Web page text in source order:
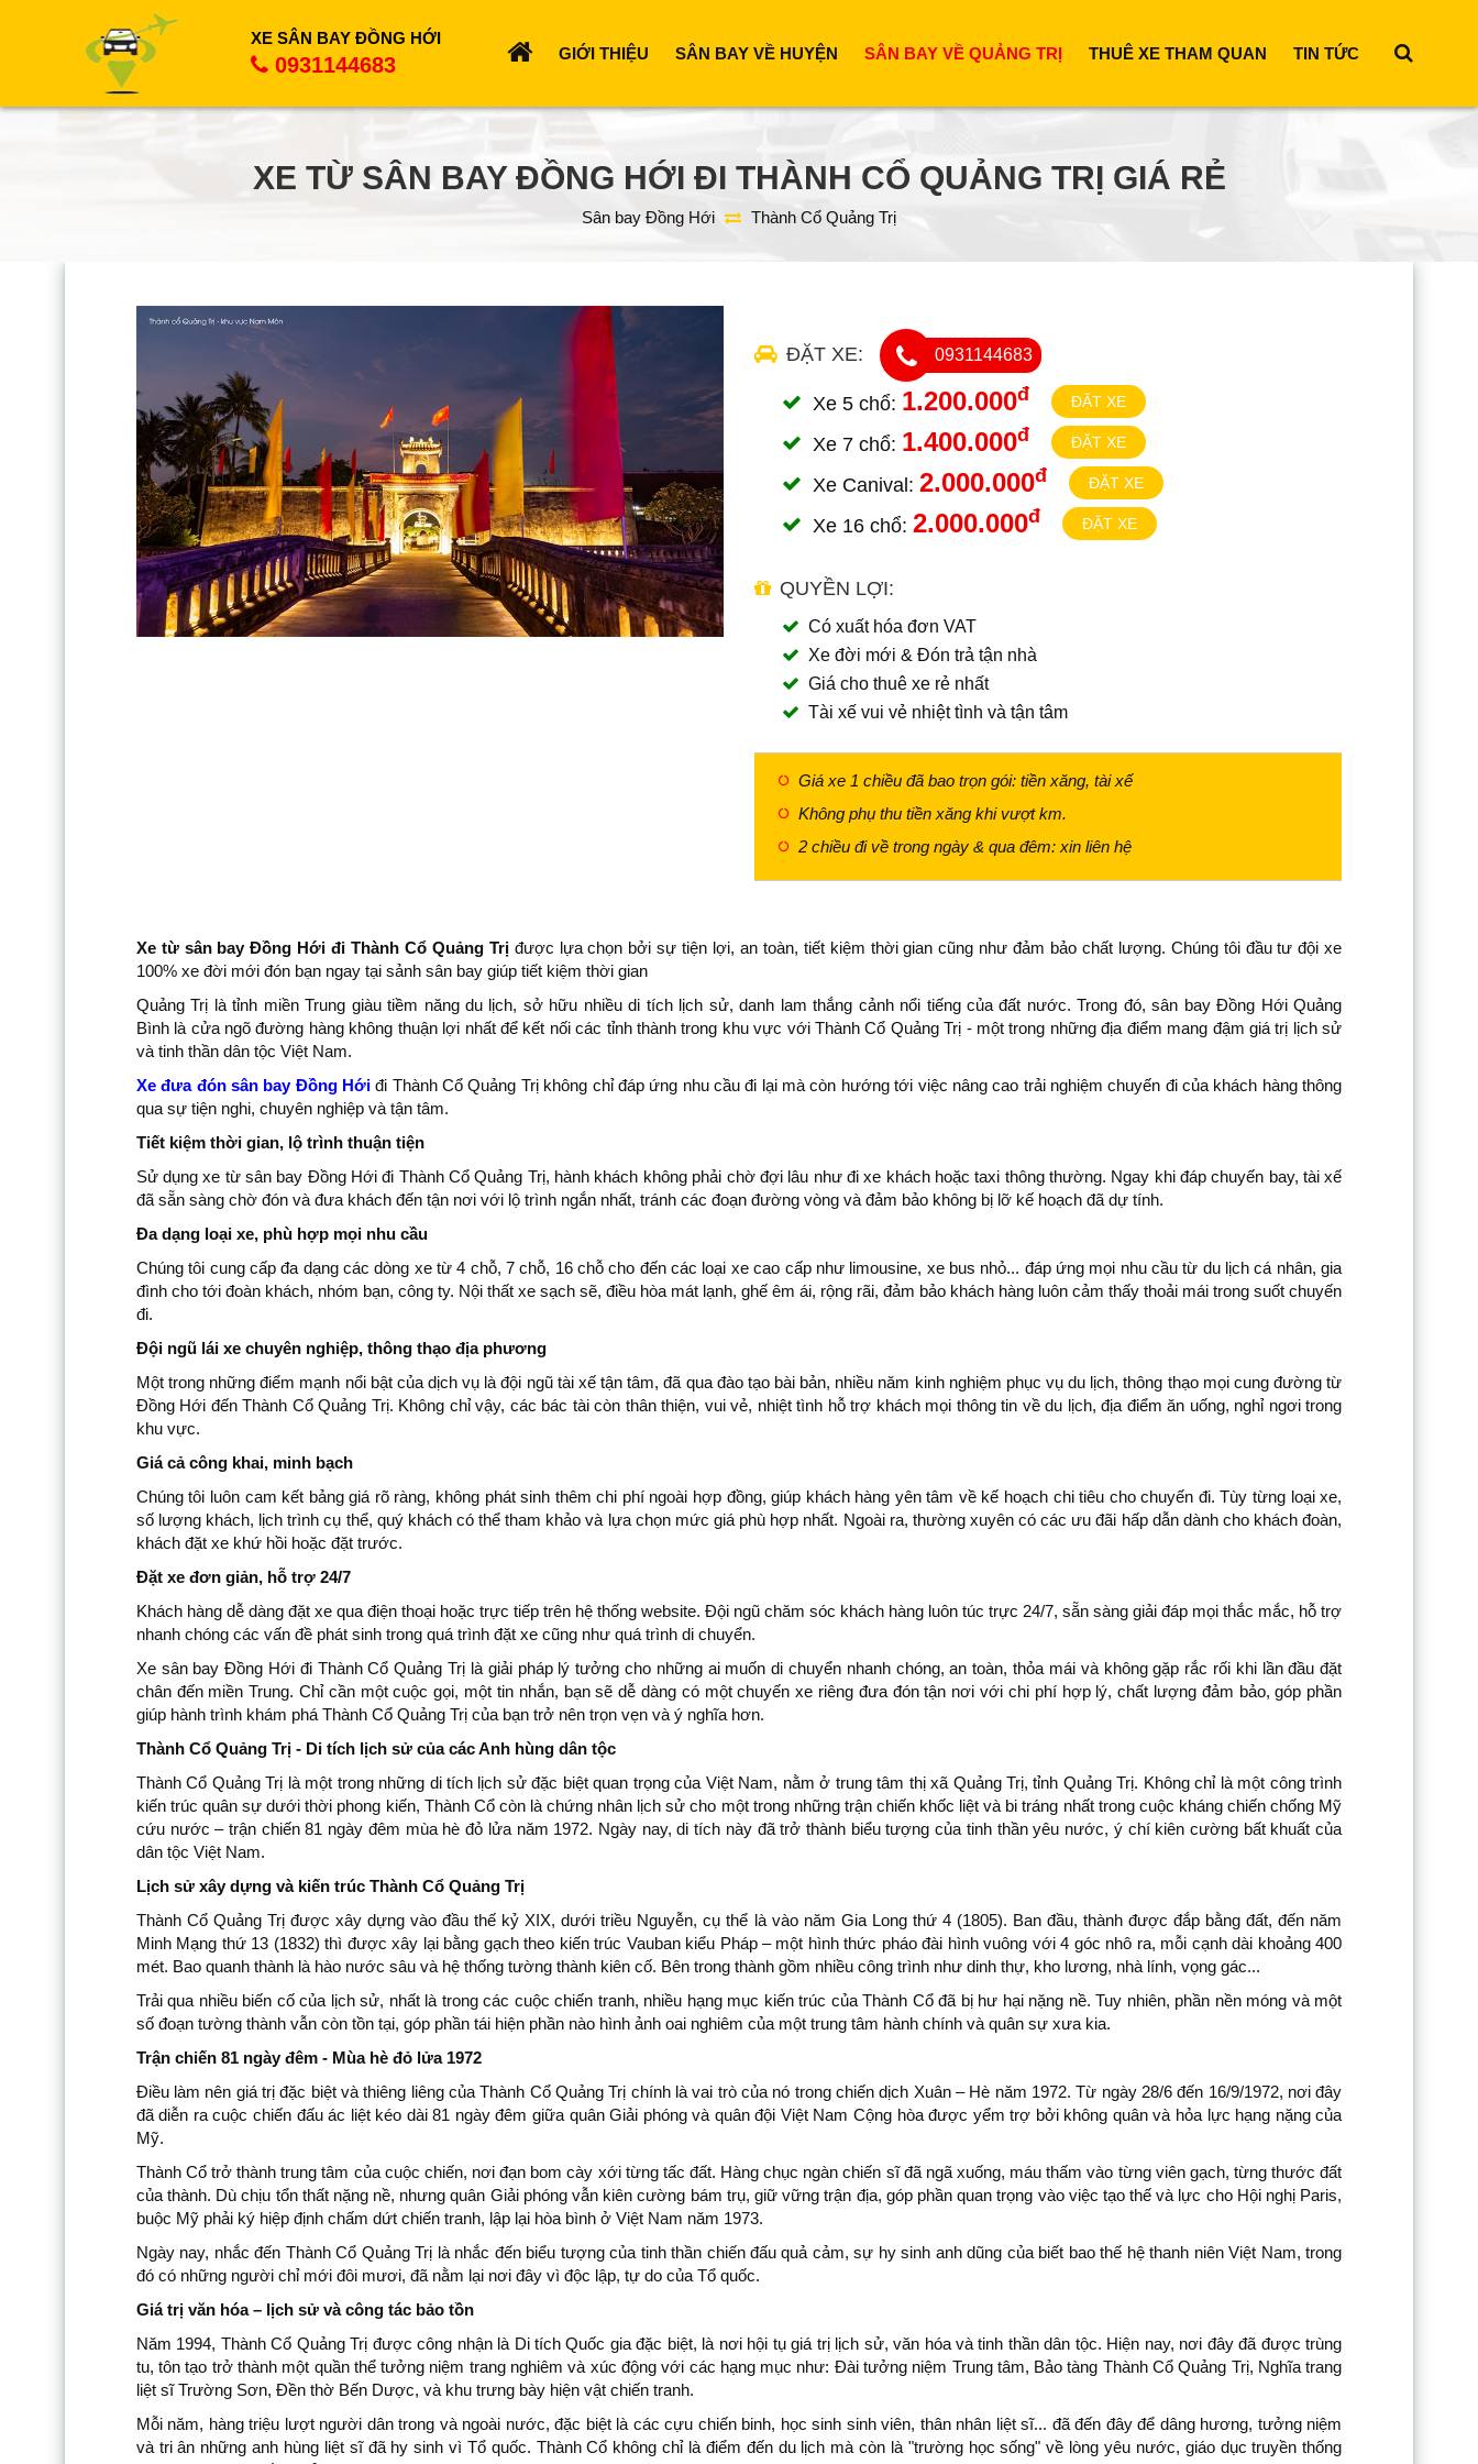
XE SÂN BAY ĐỒNG HỚI
0931144683 GIỚI THIỆU SÂN BAY VỀ HUYỆN SÂN BAY VỀ QUẢNG TRỊ THUÊ XE THAM QUAN TIN TỨC
XE TỪ SÂN BAY ĐỒNG HỚI ĐI THÀNH CỔ QUẢNG TRỊ GIÁ RẺ
Sân bay Đồng Hới Thành Cổ Quảng Trị
ĐẶT XE: 0931144683
Xe 5 chổ: 1.200.000đ ĐẶT XE
Xe 7 chổ: 1.400.000đ ĐẶT XE
Xe Canival:2.000.000đ ĐẶT XE
Xe 16 chổ:2.000.000đ ĐẶT XE
QUYỀN LỢI:
Có xuất hóa đơn VAT
Xe đời mới & Đón trả tận nhà
Giá cho thuê xe rẻ nhất
Tài xế vui vẻ nhiệt tình và tận tâm
Giá xe 1 chiều đã bao trọn gói: tiền xăng, tài xế
Không phụ thu tiền xăng khi vượt km.
2 chiều đi về trong ngày & qua đêm: xin liên hệ
Xe từ sân bay Đồng Hới đi Thành Cổ Quảng Trịđược lựa chọn bởi sự tiện lợi, an toàn, tiết kiệm thời gian cũng như đảm bảo chất lượng. Chúng tôi đầu tư đội xe
100% xe đời mới đón bạn ngay tại sảnh sân bay giúp tiết kiệm thời gian
Quảng Trị là tỉnh miền Trung giàu tiềm năng du lịch, sở hữu nhiều di tích lịch sử, danh lam thắng cảnh nổi tiếng của đất nước. Trong đó, sân bay Đồng Hới Quảng
Bình là cửa ngõ đường hàng không thuận lợi nhất để kết nối các tỉnh thành trong khu vực với Thành Cổ Quảng Trị - một trong những địa điểm mang đậm giá trị lịch sử
và tinh thần dân tộc Việt Nam.
Xe đưa đón sân bay Đồng Hới đi Thành Cổ Quảng Trị không chỉ đáp ứng nhu cầu đi lại mà còn hướng tới việc nâng cao trải nghiệm chuyến đi của khách hàng thông
qua sự tiện nghi, chuyên nghiệp và tận tâm.
Tiết kiệm thời gian, lộ trình thuận tiện
Sử dụng xe từ sân bay Đồng Hới đi Thành Cổ Quảng Trị, hành khách không phải chờ đợi lâu như đi xe khách hoặc taxi thông thường. Ngay khi đáp chuyến bay, tài xế
đã sẵn sàng chờ đón và đưa khách đến tận nơi với lộ trình ngắn nhất, tránh các đoạn đường vòng và đảm bảo không bị lỡ kế hoạch đã dự tính.
Đa dạng loại xe, phù hợp mọi nhu cầu
Chúng tôi cung cấp đa dạng các dòng xe từ 4 chỗ, 7 chỗ, 16 chỗ cho đến các loại xe cao cấp như limousine, xe bus nhỏ... đáp ứng mọi nhu cầu từ du lịch cá nhân, gia
đình cho tới đoàn khách, nhóm bạn, công ty. Nội thất xe sạch sẽ, điều hòa mát lạnh, ghế êm ái, rộng rãi, đảm bảo khách hàng luôn cảm thấy thoải mái trong suốt chuyến
đi.
Đội ngũ lái xe chuyên nghiệp, thông thạo địa phương
Một trong những điểm mạnh nổi bật của dịch vụ là đội ngũ tài xế tận tâm, đã qua đào tạo bài bản, nhiều năm kinh nghiệm phục vụ du lịch, thông thạo mọi cung đường từ
Đồng Hới đến Thành Cổ Quảng Trị. Không chỉ vậy, các bác tài còn thân thiện, vui vẻ, nhiệt tình hỗ trợ khách mọi thông tin về du lịch, địa điểm ăn uống, nghỉ ngơi trong
khu vực.
Giá cả công khai, minh bạch
Chúng tôi luôn cam kết bảng giá rõ ràng, không phát sinh thêm chi phí ngoài hợp đồng, giúp khách hàng yên tâm về kế hoạch chi tiêu cho chuyến đi. Tùy từng loại xe,
số lượng khách, lịch trình cụ thể, quý khách có thể tham khảo và lựa chọn mức giá phù hợp nhất. Ngoài ra, thường xuyên có các ưu đãi hấp dẫn dành cho khách đoàn,
khách đặt xe khứ hồi hoặc đặt trước.
Đặt xe đơn giản, hỗ trợ 24/7
Khách hàng dễ dàng đặt xe qua điện thoại hoặc trực tiếp trên hệ thống website. Đội ngũ chăm sóc khách hàng luôn túc trực 24/7, sẵn sàng giải đáp mọi thắc mắc, hỗ trợ
nhanh chóng các vấn đề phát sinh trong quá trình đặt xe cũng như quá trình di chuyển.
Xe sân bay Đồng Hới đi Thành Cổ Quảng Trị là giải pháp lý tưởng cho những ai muốn di chuyển nhanh chóng, an toàn, thỏa mái và không gặp rắc rối khi lần đầu đặt
chân đến miền Trung. Chỉ cần một cuộc gọi, một tin nhắn, bạn sẽ dễ dàng có một chuyến xe riêng đưa đón tận nơi với chi phí hợp lý, chất lượng đảm bảo, góp phần
giúp hành trình khám phá Thành Cổ Quảng Trị của bạn trở nên trọn vẹn và ý nghĩa hơn.
Thành Cổ Quảng Trị - Di tích lịch sử của các Anh hùng dân tộc
Thành Cổ Quảng Trị là một trong những di tích lịch sử đặc biệt quan trọng của Việt Nam, nằm ở trung tâm thị xã Quảng Trị, tỉnh Quảng Trị. Không chỉ là một công trình
kiến trúc quân sự dưới thời phong kiến, Thành Cổ còn là chứng nhân lịch sử cho một trong những trận chiến khốc liệt và bi tráng nhất trong cuộc kháng chiến chống Mỹ
cứu nước – trận chiến 81 ngày đêm mùa hè đỏ lửa năm 1972. Ngày nay, di tích này đã trở thành biểu tượng của tinh thần yêu nước, ý chí kiên cường bất khuất của
dân tộc Việt Nam.
Lịch sử xây dựng và kiến trúc Thành Cổ Quảng Trị
Thành Cổ Quảng Trị được xây dựng vào đầu thế kỷ XIX, dưới triều Nguyễn, cụ thể là vào năm Gia Long thứ 4 (1805). Ban đầu, thành được đắp bằng đất, đến năm
Minh Mạng thứ 13 (1832) thì được xây lại bằng gạch theo kiến trúc Vauban kiểu Pháp – một hình thức pháo đài hình vuông với 4 góc nhô ra, mỗi cạnh dài khoảng 400
mét. Bao quanh thành là hào nước sâu và hệ thống tường thành kiên cố. Bên trong thành gồm nhiều công trình như dinh thự, kho lương, nhà lính, vọng gác...
Trải qua nhiều biến cố của lịch sử, nhất là trong các cuộc chiến tranh, nhiều hạng mục kiến trúc của Thành Cổ đã bị hư hại nặng nề. Tuy nhiên, phần nền móng và một
số đoạn tường thành vẫn còn tồn tại, góp phần tái hiện phần nào hình ảnh oai nghiêm của một trung tâm hành chính và quân sự xưa kia.
Trận chiến 81 ngày đêm - Mùa hè đỏ lửa 1972
Điều làm nên giá trị đặc biệt và thiêng liêng của Thành Cổ Quảng Trị chính là vai trò của nó trong chiến dịch Xuân – Hè năm 1972. Từ ngày 28/6 đến 16/9/1972, nơi đây
đã diễn ra cuộc chiến đấu ác liệt kéo dài 81 ngày đêm giữa quân Giải phóng và quân đội Việt Nam Cộng hòa được yểm trợ bởi không quân và hỏa lực hạng nặng của
Mỹ.
Thành Cổ trở thành trung tâm của cuộc chiến, nơi đạn bom cày xới từng tấc đất. Hàng chục ngàn chiến sĩ đã ngã xuống, máu thấm vào từng viên gạch, từng thước đất
của thành. Dù chịu tổn thất nặng nề, nhưng quân Giải phóng vẫn kiên cường bám trụ, giữ vững trận địa, góp phần quan trọng vào việc tạo thế và lực cho Hội nghị Paris,
buộc Mỹ phải ký hiệp định chấm dứt chiến tranh, lập lại hòa bình ở Việt Nam năm 1973.
Ngày nay, nhắc đến Thành Cổ Quảng Trị là nhắc đến biểu tượng của tinh thần chiến đấu quả cảm, sự hy sinh anh dũng của biết bao thế hệ thanh niên Việt Nam, trong
đó có những người chỉ mới đôi mươi, đã nằm lại nơi đây vì độc lập, tự do của Tổ quốc.
Giá trị văn hóa – lịch sử và công tác bảo tồn
Năm 1994, Thành Cổ Quảng Trị được công nhận là Di tích Quốc gia đặc biệt, là nơi hội tụ giá trị lịch sử, văn hóa và tinh thần dân tộc. Hiện nay, nơi đây đã được trùng
tu, tôn tạo trở thành một quần thể tưởng niệm trang nghiêm và xúc động với các hạng mục như: Đài tưởng niệm Trung tâm, Bảo tàng Thành Cổ Quảng Trị, Nghĩa trang
liệt sĩ Trường Sơn, Đền thờ Bến Dược, và khu trưng bày hiện vật chiến tranh.
Mỗi năm, hàng triệu lượt người dân trong và ngoài nước, đặc biệt là các cựu chiến binh, học sinh sinh viên, thân nhân liệt sĩ... đã đến đây để dâng hương, tưởng niệm
và tri ân những anh hùng liệt sĩ đã hy sinh vì Tổ quốc. Thành Cổ không chỉ là điểm đến du lịch mà còn là "trường học sống" về lòng yêu nước, giáo dục truyền thống